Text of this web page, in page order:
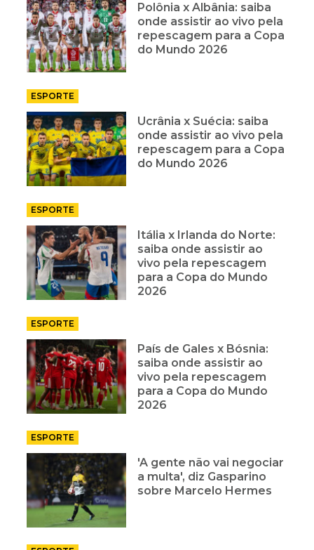
Polônia x Albânia: saiba
onde assistir ao vivo pela
repescagem para a Copa
do Mundo 2026
ESPORTE
Ucrânia x Suécia: saiba
onde assistir ao vivo pela
repescagem para a Copa
do Mundo 2026
ESPORTE
Itália x Irlanda do Norte:
saiba onde assistir ao
vivo pela repescagem
para a Copa do Mundo
2026
ESPORTE
País de Gales x Bósnia:
saiba onde assistir ao
vivo pela repescagem
para a Copa do Mundo
2026
ESPORTE
'A gente não vai negociar
a multa', diz Gasparino
sobre Marcelo Hermes